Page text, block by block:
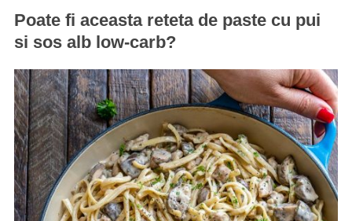
Poate fi aceasta reteta de paste cu pui
si sos alb low-carb?